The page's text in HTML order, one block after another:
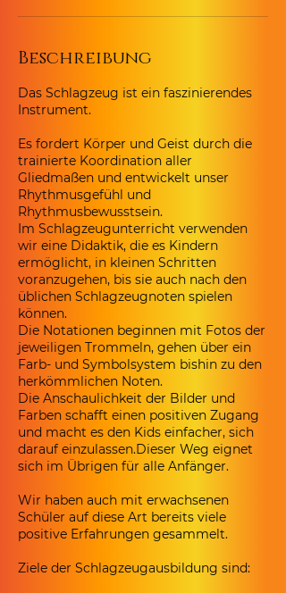
Beschreibung
Das Schlagzeug ist ein faszinierendes
Instrument.
Es fordert Körper und Geist durch die
trainierte Koordination aller
Gliedmaßen und entwickelt unser
Rhythmusgefühl und
Rhythmusbewusstsein.
Im Schlagzeugunterricht verwenden
wir eine Didaktik, die es Kindern
ermöglicht, in kleinen Schritten
voranzugehen, bis sie auch nach den
üblichen Schlagzeugnoten spielen
können.
Die Notationen beginnen mit Fotos der
jeweiligen Trommeln, gehen über ein
Farb- und Symbolsystem bishin zu den
herkömmlichen Noten.
Die Anschaulichkeit der Bilder und
Farben schafft einen positiven Zugang
und macht es den Kids einfacher, sich
darauf einzulassen.Dieser Weg eignet
sich im Übrigen für alle Anfänger.
Wir haben auch mit erwachsenen
Schüler auf diese Art bereits viele
positive Erfahrungen gesammelt.
Ziele der Schlagzeugausbildung sind: